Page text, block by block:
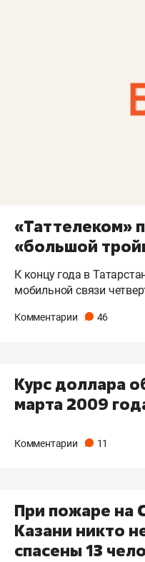
«Таттелеком»
«большой
К концу года в
мобильной связи
Комментарии 46
Курс доллара
марта 2009
Комментарии 11
При пожаре на
Казани никто
спасены 13